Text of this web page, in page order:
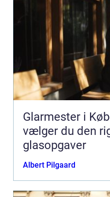
Glarmester i
vælger du den
glasopgaver
Albert Pilgaard